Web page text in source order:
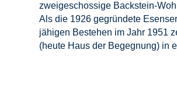
zweigeschossige Backstein-
Als die 1926 gegründete
jähigen Bestehen im Jahr 1951
(heute Haus der Begegnung) in